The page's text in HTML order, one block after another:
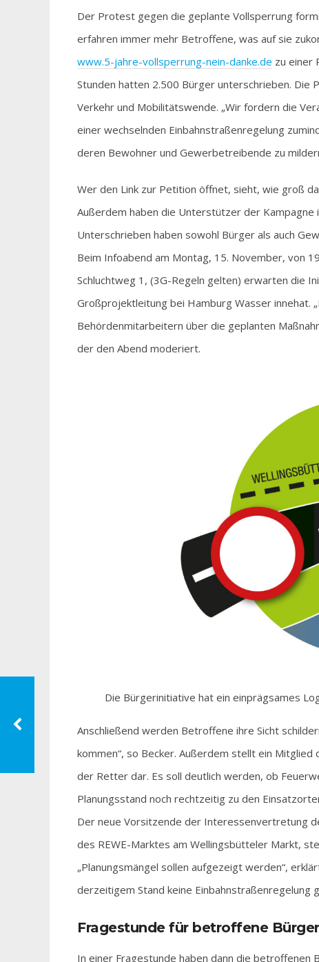
Der Protest gegen die geplante Vollsperrung
erfahren immer mehr Betroffene, was auf sie
www.5-jahre-vollsperrung-nein-danke.de zu einer
Stunden hatten 2.500 Bürger unterschrieben. Die
Verkehr und Mobilitätswende. „Wir fordern die
einer wechselnden Einbahnstraßenregelung
deren Bewohner und Gewerbetreibende zu
Wer den Link zur Petition öffnet, sieht, wie groß
Außerdem haben die Unterstützer der
Unterschrieben haben sowohl Bürger als auch
Beim Infoabend am Montag, 15. November, von
Schluchtweg 1, (3G-Regeln gelten) erwarten die
Großprojektleitung bei Hamburg Wasser innehat.
Behördenmitarbeitern über die geplanten
der den Abend moderiert.
Die Bürgerinitiative hat ein einprägsames
Anschließend werden Betroffene ihre Sicht
kommen“, so Becker. Außerdem stellt ein
der Retter dar. Es soll deutlich werden, ob
Planungsstand noch rechtzeitig zu den
Der neue Vorsitzende der Interessenvertretung
des REWE-Marktes am Wellingsbütteler Markt,
„Planungsmängel sollen aufgezeigt werden“,
derzeitigem Stand keine Einbahnstraßenregelung
Fragestunde für betroffene Bürger
In einer Fragestunde haben dann die betroffenen